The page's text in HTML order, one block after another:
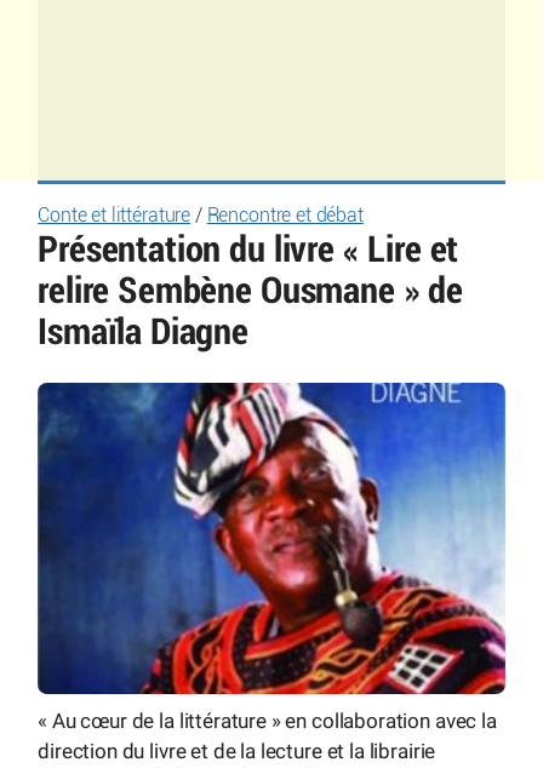
Conte et littérature / Rencontre et débat
Présentation du livre « Lire et
relire Sembène Ousmane » de
Ismaïla Diagne
« Au cœur de la littérature » en collaboration avec la
direction du livre et de la lecture et la librairie